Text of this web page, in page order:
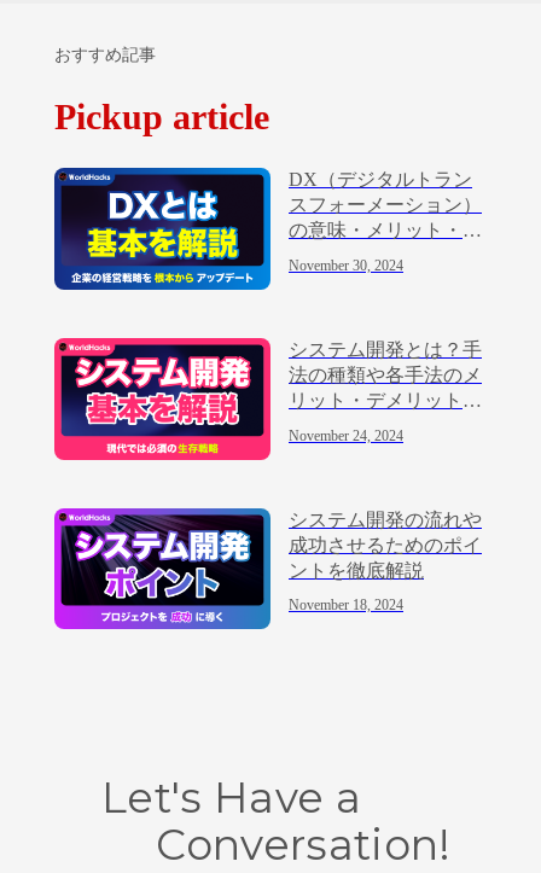
おすすめ記事
Pickup article
DX（デジタルトラン
スフォーメーション）
の意味・メリット・進
め方を解説
November 30, 2024
システム開発とは？手
法の種類や各手法のメ
リット・デメリットを
解説
November 24, 2024
システム開発の流れや
成功させるためのポイ
ントを徹底解説
November 18, 2024
Let's Have a
Conversation!